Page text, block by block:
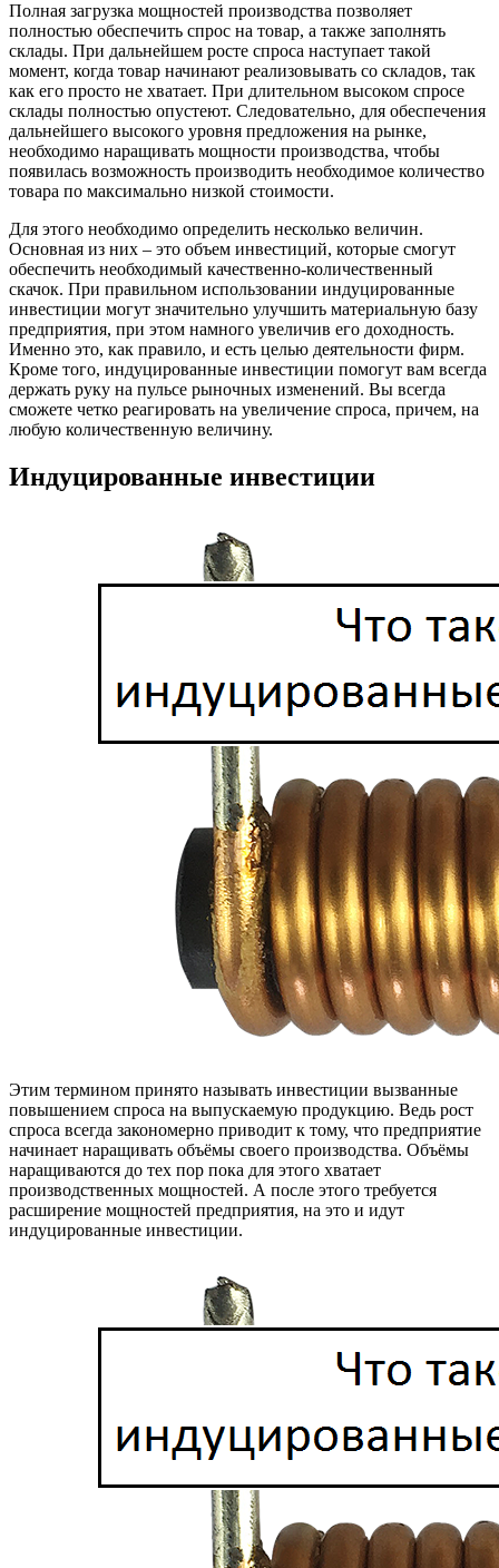
Полная загрузка мощностей производства позволяет
полностью обеспечить спрос на товар, а также заполнять
склады. При дальнейшем росте спроса наступает такой
момент, когда товар начинают реализовывать со складов, так
как его просто не хватает. При длительном высоком спросе
склады полностью опустеют. Следовательно, для обеспечения
дальнейшего высокого уровня предложения на рынке,
необходимо наращивать мощности производства, чтобы
появилась возможность производить необходимое количество
товара по максимально низкой стоимости.
Для этого необходимо определить несколько величин.
Основная из них – это объем инвестиций, которые смогут
обеспечить необходимый качественно-количественный
скачок. При правильном использовании индуцированные
инвестиции могут значительно улучшить материальную базу
предприятия, при этом намного увеличив его доходность.
Именно это, как правило, и есть целью деятельности фирм.
Кроме того, индуцированные инвестиции помогут вам всегда
держать руку на пульсе рыночных изменений. Вы всегда
сможете четко реагировать на увеличение спроса, причем, на
любую количественную величину.
Индуцированные инвестиции
Этим термином принято называть инвестиции вызванные
повышением спроса на выпускаемую продукцию. Ведь рост
спроса всегда закономерно приводит к тому, что предприятие
начинает наращивать объёмы своего производства. Объёмы
наращиваются до тех пор пока для этого хватает
производственных мощностей. А после этого требуется
расширение мощностей предприятия, на это и идут
индуцированные инвестиции.